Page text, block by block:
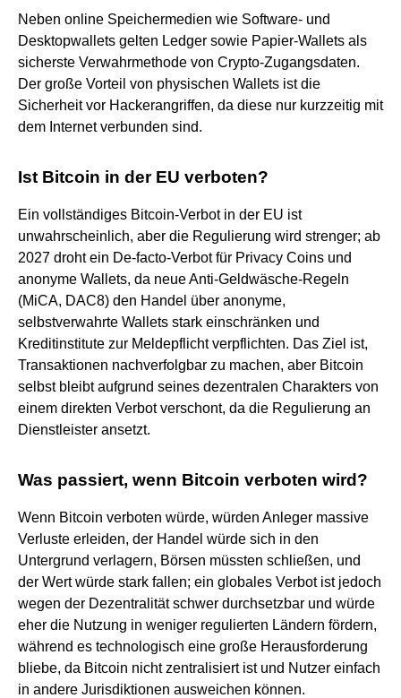
Neben online Speichermedien wie Software- und
Desktopwallets gelten Ledger sowie Papier-Wallets als
sicherste Verwahrmethode von Crypto-Zugangsdaten.
Der große Vorteil von physischen Wallets ist die
Sicherheit vor Hackerangriffen, da diese nur kurzzeitig mit
dem Internet verbunden sind.
Ist Bitcoin in der EU verboten?
Ein vollständiges Bitcoin-Verbot in der EU ist
unwahrscheinlich, aber die Regulierung wird strenger; ab
2027 droht ein De-facto-Verbot für Privacy Coins und
anonyme Wallets, da neue Anti-Geldwäsche-Regeln
(MiCA, DAC8) den Handel über anonyme,
selbstverwahrte Wallets stark einschränken und
Kreditinstitute zur Meldepflicht verpflichten. Das Ziel ist,
Transaktionen nachverfolgbar zu machen, aber Bitcoin
selbst bleibt aufgrund seines dezentralen Charakters von
einem direkten Verbot verschont, da die Regulierung an
Dienstleister ansetzt.
Was passiert, wenn Bitcoin verboten wird?
Wenn Bitcoin verboten würde, würden Anleger massive
Verluste erleiden, der Handel würde sich in den
Untergrund verlagern, Börsen müssten schließen, und
der Wert würde stark fallen; ein globales Verbot ist jedoch
wegen der Dezentralität schwer durchsetzbar und würde
eher die Nutzung in weniger regulierten Ländern fördern,
während es technologisch eine große Herausforderung
bliebe, da Bitcoin nicht zentralisiert ist und Nutzer einfach
in andere Jurisdiktionen ausweichen können.